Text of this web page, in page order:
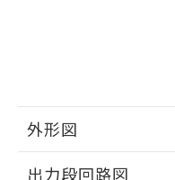
外形図
出力段回路図
をご了承く
※当社の共
下記の非含有証
とができます。
EU RoHS指令（
白
情報を